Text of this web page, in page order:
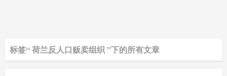
标签“ 荷兰反人口贩卖组织 ”下的所有文章